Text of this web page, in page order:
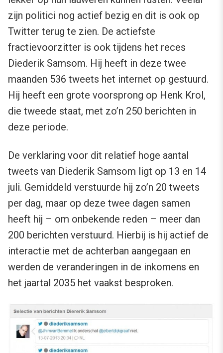
zijn politici nog actief bezig en dit is ook op
Twitter terug te zien. De actiefste
fractievoorzitter is ook tijdens het reces
Diederik Samsom. Hij heeft in deze twee
maanden 536 tweets het internet op gestuurd.
Hij heeft een grote voorsprong op Henk Krol,
die tweede staat, met zo’n 250 berichten in
deze periode.
De verklaring voor dit relatief hoge aantal
tweets van Diederik Samsom ligt op 13 en 14
juli. Gemiddeld verstuurde hij zo’n 20 tweets
per dag, maar op deze twee dagen samen
heeft hij – om onbekende reden – meer dan
200 berichten verstuurd. Hierbij is hij actief de
interactie met de achterban aangegaan en
werden de veranderingen in de inkomens en
het jaartal 2035 het vaakst besproken.